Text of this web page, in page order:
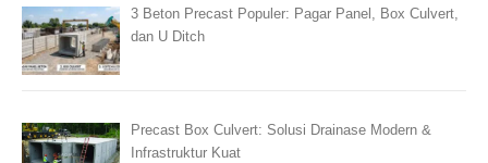
3 Beton Precast Populer: Pagar Panel, Box Culvert,
dan U Ditch
Precast Box Culvert: Solusi Drainase Modern &
Infrastruktur Kuat